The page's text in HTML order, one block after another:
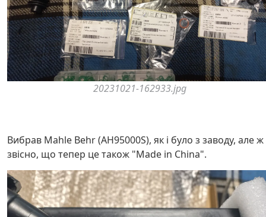
20231021-162933.jpg
Вибрав Mahle Behr (AH95000S), як і було з заводу, але ж
звісно, що тепер це також "Made in China".